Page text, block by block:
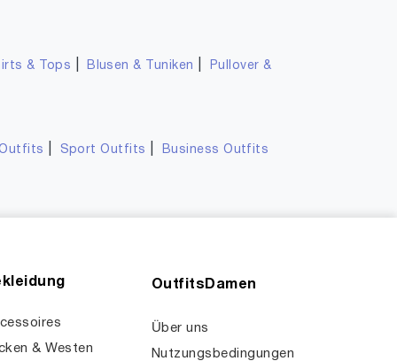
& Tops Blusen & Tuniken Pullover &
Sport Outfits Business Outfits
& Westen
OutfitsDamen
Über uns
Nutzungsbedingungen